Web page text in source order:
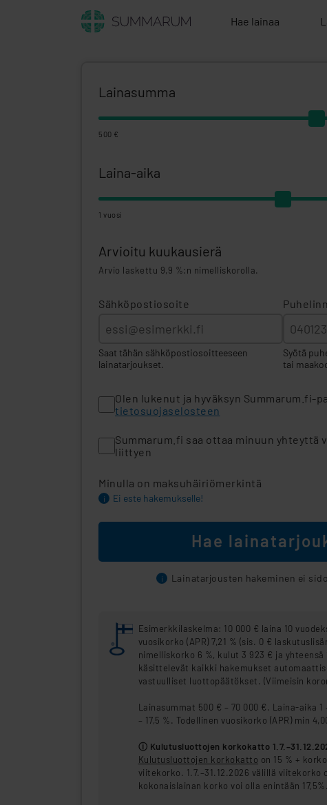
Hae lainaa
Lainasumma
500 €
Laina-aika
1 vuosi
Arvioitu kuukausierä
Arvio laskettu 9,9 %:n nimelliskorolla.
Sähköpostiosoite
Saat tähän sähköpostiosoitteeseen
lainatarjoukset.
Syötä
tai
Olen lukenut ja hyväksyn Summarum.fi-
tietosuojaselosteen
Summarum.fi saa ottaa minuun yhteyttä
liittyen
Minulla on maksuhäiriömerkintä
i Ei este hakemukselle!
Hae
i Lainatarjousten hakeminen ei
Esimerkkilaskelma: 10 000 € laina 10
vuosikorko (APR) 7,21 % (sis. 0 €
nimelliskorko 6 %, kulut 3 923 € ja
käsittelevät kaikki hakemukset
vastuulliset luottopäätökset. (Viimeisin
Lainasummat 500 € – 70 000 €. Laina-aika
– 17,5 %. Todellinen vuosikorko (APR) min
ⓘ Kulutusluottojen korkokatto
Kulutusluottojen korkokatto on 15 % +
viitekorko. 1.7.–31.12.2026 välillä viitekorko
kokonaislainan korko voi olla enintään 17,5%.